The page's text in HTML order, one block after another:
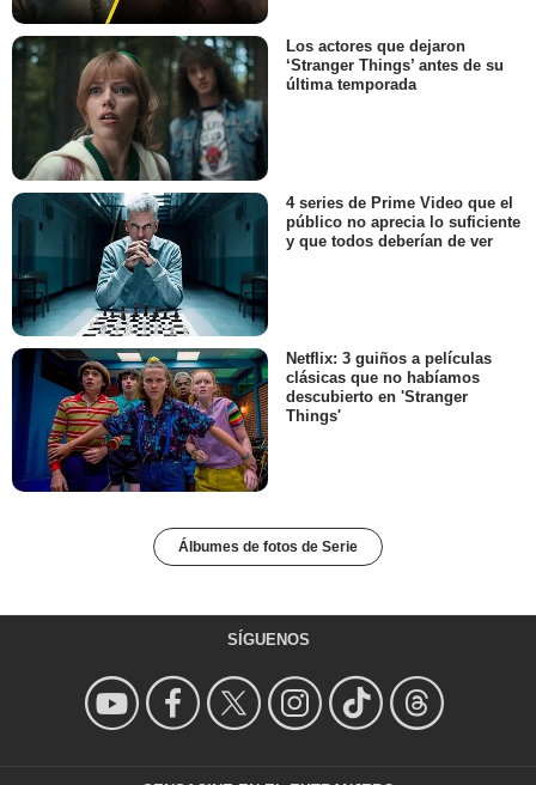
Los actores que dejaron
‘Stranger Things’ antes de su
última temporada
4 series de Prime Video que el
público no aprecia lo suficiente
y que todos deberían de ver
Netflix: 3 guiños a películas
clásicas que no habíamos
descubierto en 'Stranger
Things'
Álbumes de fotos de Serie
SÍGUENOS